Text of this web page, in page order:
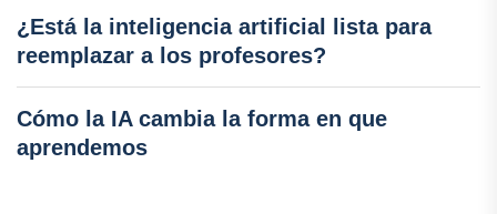
¿Está la inteligencia artificial lista para
reemplazar a los profesores?
Cómo la IA cambia la forma en que
aprendemos